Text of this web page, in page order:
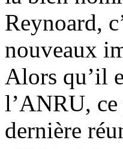
Reynoard,
nouveaux
Alors qu’il
l’ANRU, ce
dernière